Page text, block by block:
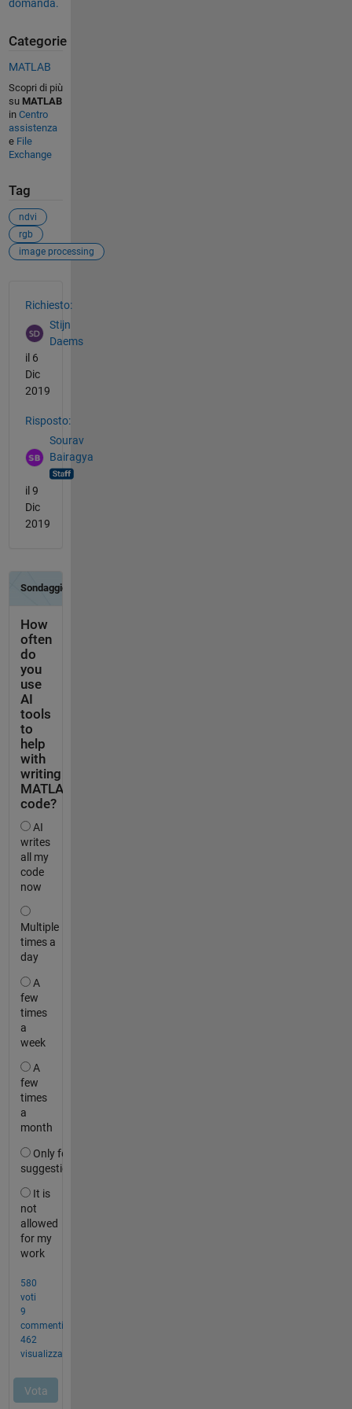
domanda.
Categorie
MATLAB
Scopri di più
su MATLAB
in Centro
assistenza
e File
Exchange
Tag
ndvi
rgb
image processing
Richiesto:
Stijn
Daems
il 6
Dic
2019
Risposto:
Sourav
Bairagya
il 9
Dic
2019